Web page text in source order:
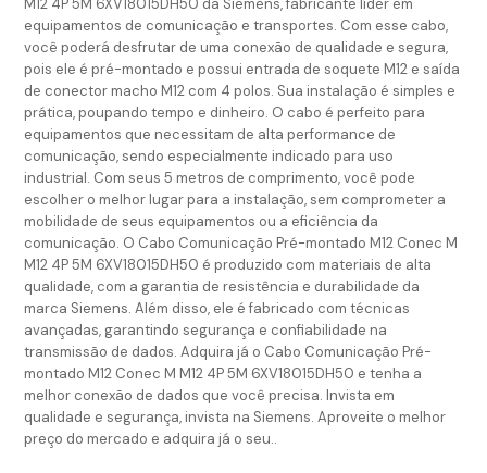
equipamentos de comunicação e transportes. Com esse cabo,
você poderá desfrutar de uma conexão de qualidade e segura,
pois ele é pré-montado e possui entrada de soquete M12 e saída
de conector macho M12 com 4 polos. Sua instalação é simples e
prática, poupando tempo e dinheiro. O cabo é perfeito para
equipamentos que necessitam de alta performance de
comunicação, sendo especialmente indicado para uso
industrial. Com seus 5 metros de comprimento, você pode
escolher o melhor lugar para a instalação, sem comprometer a
mobilidade de seus equipamentos ou a eficiência da
comunicação. O Cabo Comunicação Pré-montado M12 Conec M
M12 4P 5M 6XV18015DH50 é produzido com materiais de alta
qualidade, com a garantia de resistência e durabilidade da
marca Siemens. Além disso, ele é fabricado com técnicas
avançadas, garantindo segurança e confiabilidade na
transmissão de dados. Adquira já o Cabo Comunicação Pré-
montado M12 Conec M M12 4P 5M 6XV18015DH50 e tenha a
melhor conexão de dados que você precisa. Invista em
qualidade e segurança, invista na Siemens. Aproveite o melhor
preço do mercado e adquira já o seu..